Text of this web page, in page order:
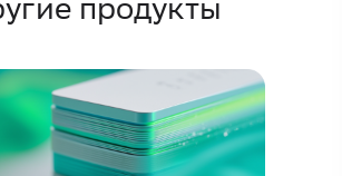
продукты